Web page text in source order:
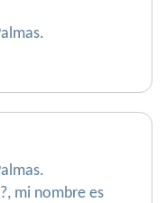
mi nombre es